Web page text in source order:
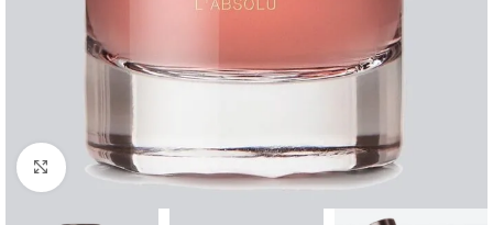
Büyütmek için tıklayın